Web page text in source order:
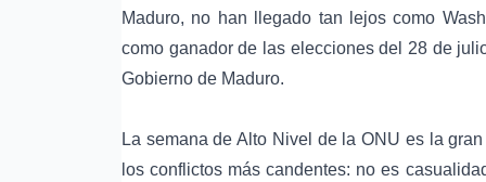
Maduro, no han llegado tan lejos como
como ganador de las elecciones del 28 de
Gobierno de Maduro.
La semana de Alto Nivel de la ONU es la
los conflictos más candentes: no es